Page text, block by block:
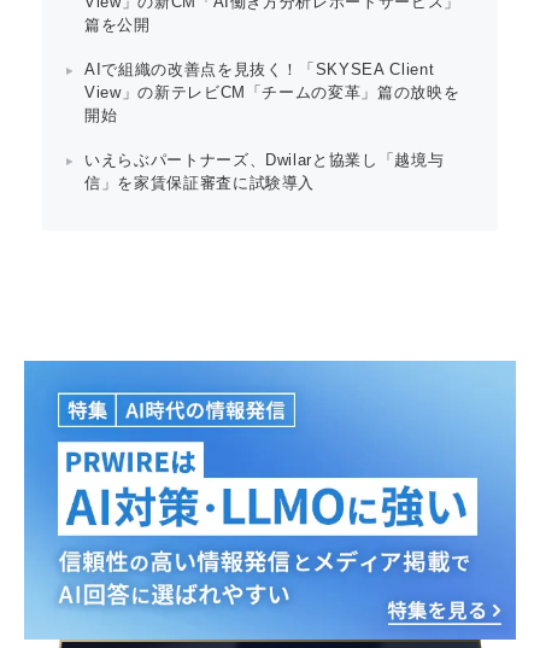
篇を公開
AIで組織の改善点を見抜く！「SKYSEA Client
View」の新テレビCM「チームの変革」篇の放映を
開始
いえらぶパートナーズ、Dwilarと協業し「越境与
信」を家賃保証審査に試験導入